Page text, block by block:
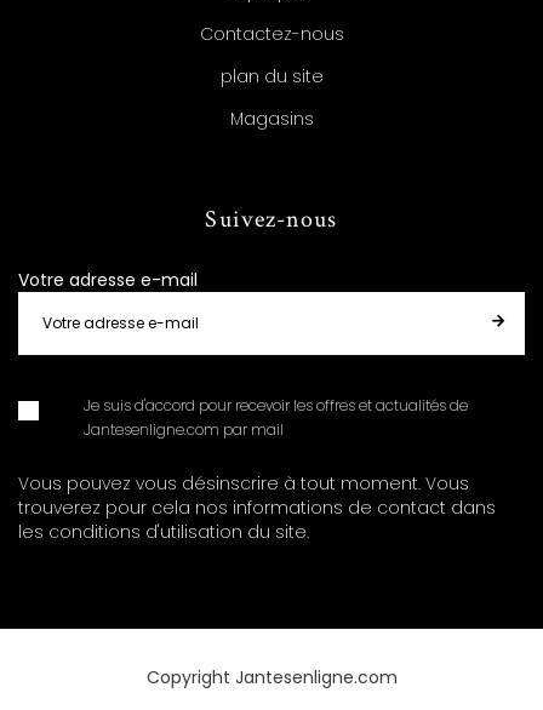
Contactez-nous
plan du site
Magasins
Suivez-nous
Votre adresse e-mail
Je suis d'accord pour recevoir les offres et actualités de
Jantesenligne.com par mail
Vous pouvez vous désinscrire à tout moment. Vous
trouverez pour cela nos informations de contact dans
les conditions d'utilisation du site.
Copyright Jantesenligne.com